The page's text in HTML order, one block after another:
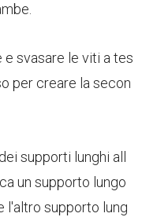
svasare le viti a tes
per creare la secon
supporti lunghi all
un supporto lungo
l'altro supporto lung